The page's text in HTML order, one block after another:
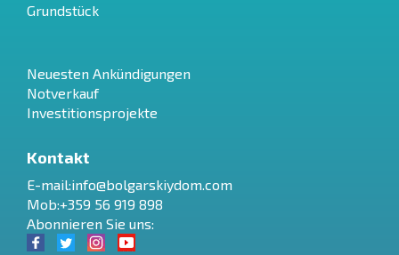
Grundstück
Neuesten Ankündigungen
Notverkauf
Investitionsprojekte
Kontakt
E-mail:info@bolgarskiydom.com
Mob:+359 56 919 898
Abonnieren Sie uns: